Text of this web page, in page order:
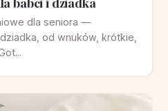
dla seniora —
od wnuków, krótkie,